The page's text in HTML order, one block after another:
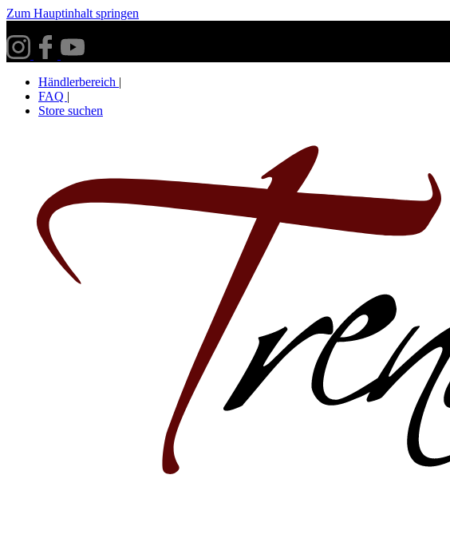
Zum Hauptinhalt springen
Händlerbereich |
FAQ |
Store suchen